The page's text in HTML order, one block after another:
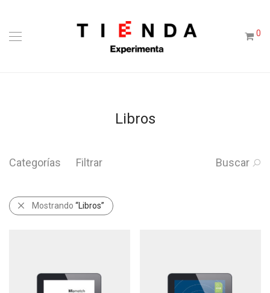
0
Libros
Categorías Filtrar Buscar
Mostrando “Libros”